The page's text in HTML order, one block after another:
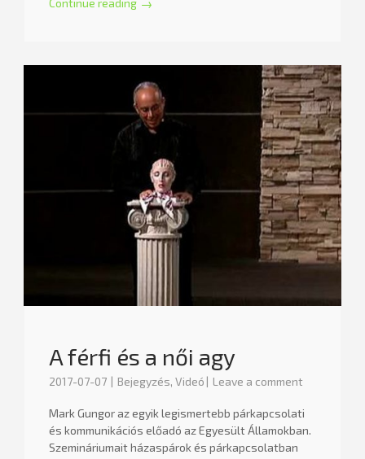
→
A férfi és a női agy
2017-07-07 Bejegyzés, Videó Leave a comment
Mark Gungor az egyik legismertebb párkapcsolati
és kommunikációs előadó az Egyesült Államokban.
Szemináriumait házaspárok és párkapcsolatban